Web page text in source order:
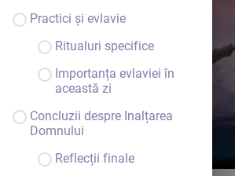
Practici și evlavie
Ritualuri specifice
Importanța evlaviei în
această zi
Concluzii despre Inalțarea
Domnului
Reflecții finale